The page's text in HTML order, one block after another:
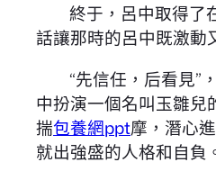
終于，呂中取得了
話讓那時的呂中既激動
“先信任，后看見”
中扮演一個名叫玉雛兒
揣包養網ppt摩，潛心
就出強盛的人格和自負